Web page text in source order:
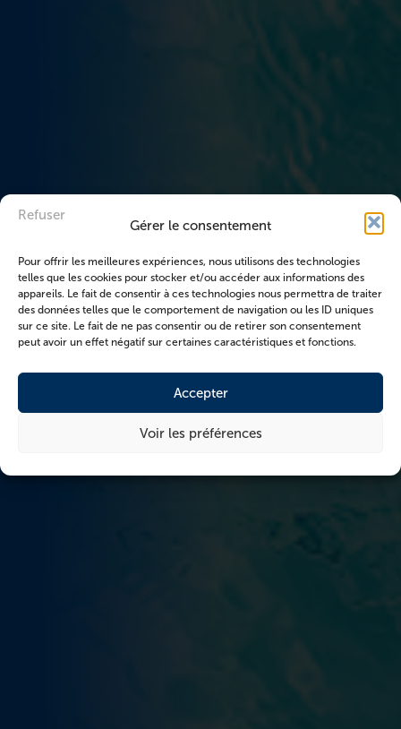
Gérer le consentement
Pour offrir les meilleures expériences, nous utilisons des technologies
telles que les cookies pour stocker et/ou accéder aux informations des
appareils. Le fait de consentir à ces technologies nous permettra de traiter
des données telles que le comportement de navigation ou les ID uniques
sur ce site. Le fait de ne pas consentir ou de retirer son consentement
peut avoir un effet négatif sur certaines caractéristiques et fonctions.
Accepter
Refuser
Voir les préférences